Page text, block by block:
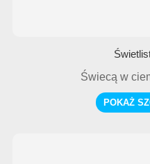
Świecą w
POKAŻ